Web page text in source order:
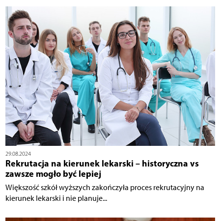
29.08.2024
Rekrutacja na kierunek lekarski – historyczna vs
zawsze mogło być lepiej
Większość szkół wyższych zakończyła proces rekrutacyjny na
kierunek lekarski i nie planuje...